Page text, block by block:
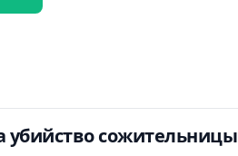
убийство сожительницы